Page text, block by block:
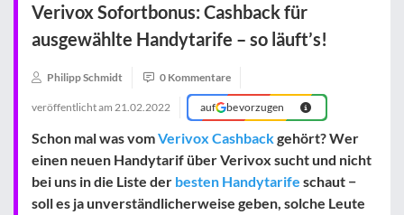
Verivox Sofortbonus: Cashback für
ausgewählte Handytarife – so läuft’s!
Philipp Schmidt 0 Kommentare
veröffentlicht am 21.02.2022 auf bevorzugen
Schon mal was vomVerivox Cashbackgehört? Wer
einen neuen Handytarif über Verivox sucht und nicht
bei uns in die Liste der besten Handytarife schaut −
soll es ja unverständlicherweise geben, solche Leute